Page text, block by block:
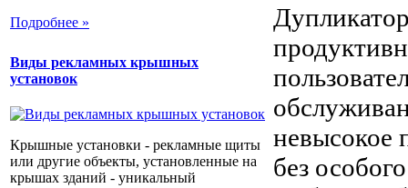
Подробнее »
Виды рекламных крышных
установок
Крышные установки - рекламные щиты
или другие объекты, установленные на
крышах зданий - уникальный
невысокое
без